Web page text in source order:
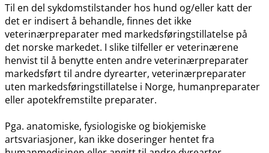
Til en del sykdomstilstander hos hund og​/​eller katt der
det er indisert å behandle, finnes det ikke
veterinærpreparater med markedsføringstillatelse på
det norske markedet. I slike tilfeller er veterinærene
henvist til å benytte enten andre veterinærpreparater
markedsført til andre dyrearter, veterinærpreparater
uten markedsføringstillatelse i Norge, humanpreparater
eller apotekfremstilte preparater.
Pga. anatomiske, fysiologiske og biokjemiske
artsvariasjoner, kan ikke doseringer hentet fra